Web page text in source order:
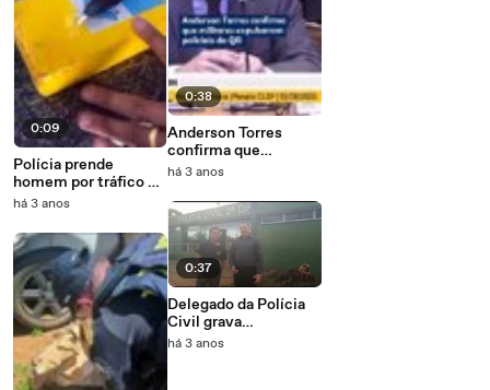
0:09
Polícia prende
homem por tráfico de
cocaína, em
há 3 anos
0:38
Anderson Torres
confirma que
militares expulsaram
há 3 anos
0:37
Delegado da Polícia
Civil grava
propaganda de
há 3 anos